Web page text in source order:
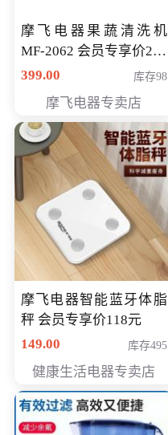
摩飞电器果蔬清洗机
MF-2062 会员专享价268
元
399.00 库存98
摩飞电器专卖店
摩飞电器智能蓝牙体脂
秤 会员专享价118元
149.00
库存495
健康生活电器专卖店